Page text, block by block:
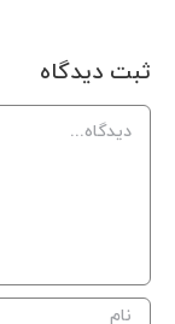
ثبت ديدگاه
Comment